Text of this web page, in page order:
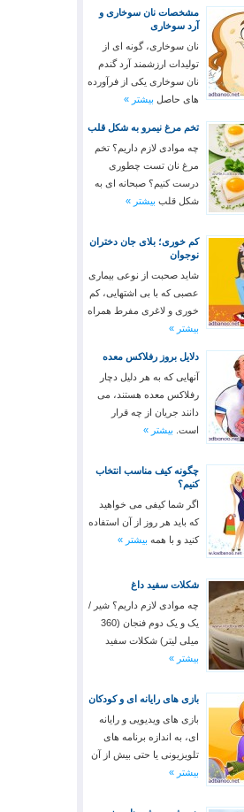
مشخصات نان سوخاری و
آرد سوخاری
نان سوخاری، گونه ای از
تولیدات ارزشمند آرد گندم
نان سوخاری یکی از فرآورده
های حاصل بیشتر »
تخم مرغ نیمرو به شکل قلب
چه موادی لازم داریم؟ تخم
مرغ نان تست چطوری
درست کنیم؟ صبحانه ای به
شکل قلب بیشتر »
کم خوری؛ بلای جان دختران
نوجوان
شاید صحبت از نوعی بیماری
عصبی که با بی اشتهایی، کم
خوری و لاغری مفرط همراه
بیشتر »
دلایل بروز رفلاکس معده
آنهایی که به هر دلیل دچار
رفلاکس معده هستند، می
دانند جریان از چه قرار
است. بیشتر »
چگونه کیف مناسب انتخاب
کنیم؟
اگر شما کیفی می خواهید
که باید هر روز از آن استفاده
کنید و با همه بیشتر »
شکلات سفید داغ
چه موادی لازم داریم؟ شیر /
یک و یک دوم فنجان (360
میلی لیتر) شکلات سفید
بیشتر »
بازی های رایانه ای و کودکان
بازی های ویدیویی و رایانه
ای، به اندازه برنامه های
تلویزیونی یا حتی بیش از آن
بیشتر »